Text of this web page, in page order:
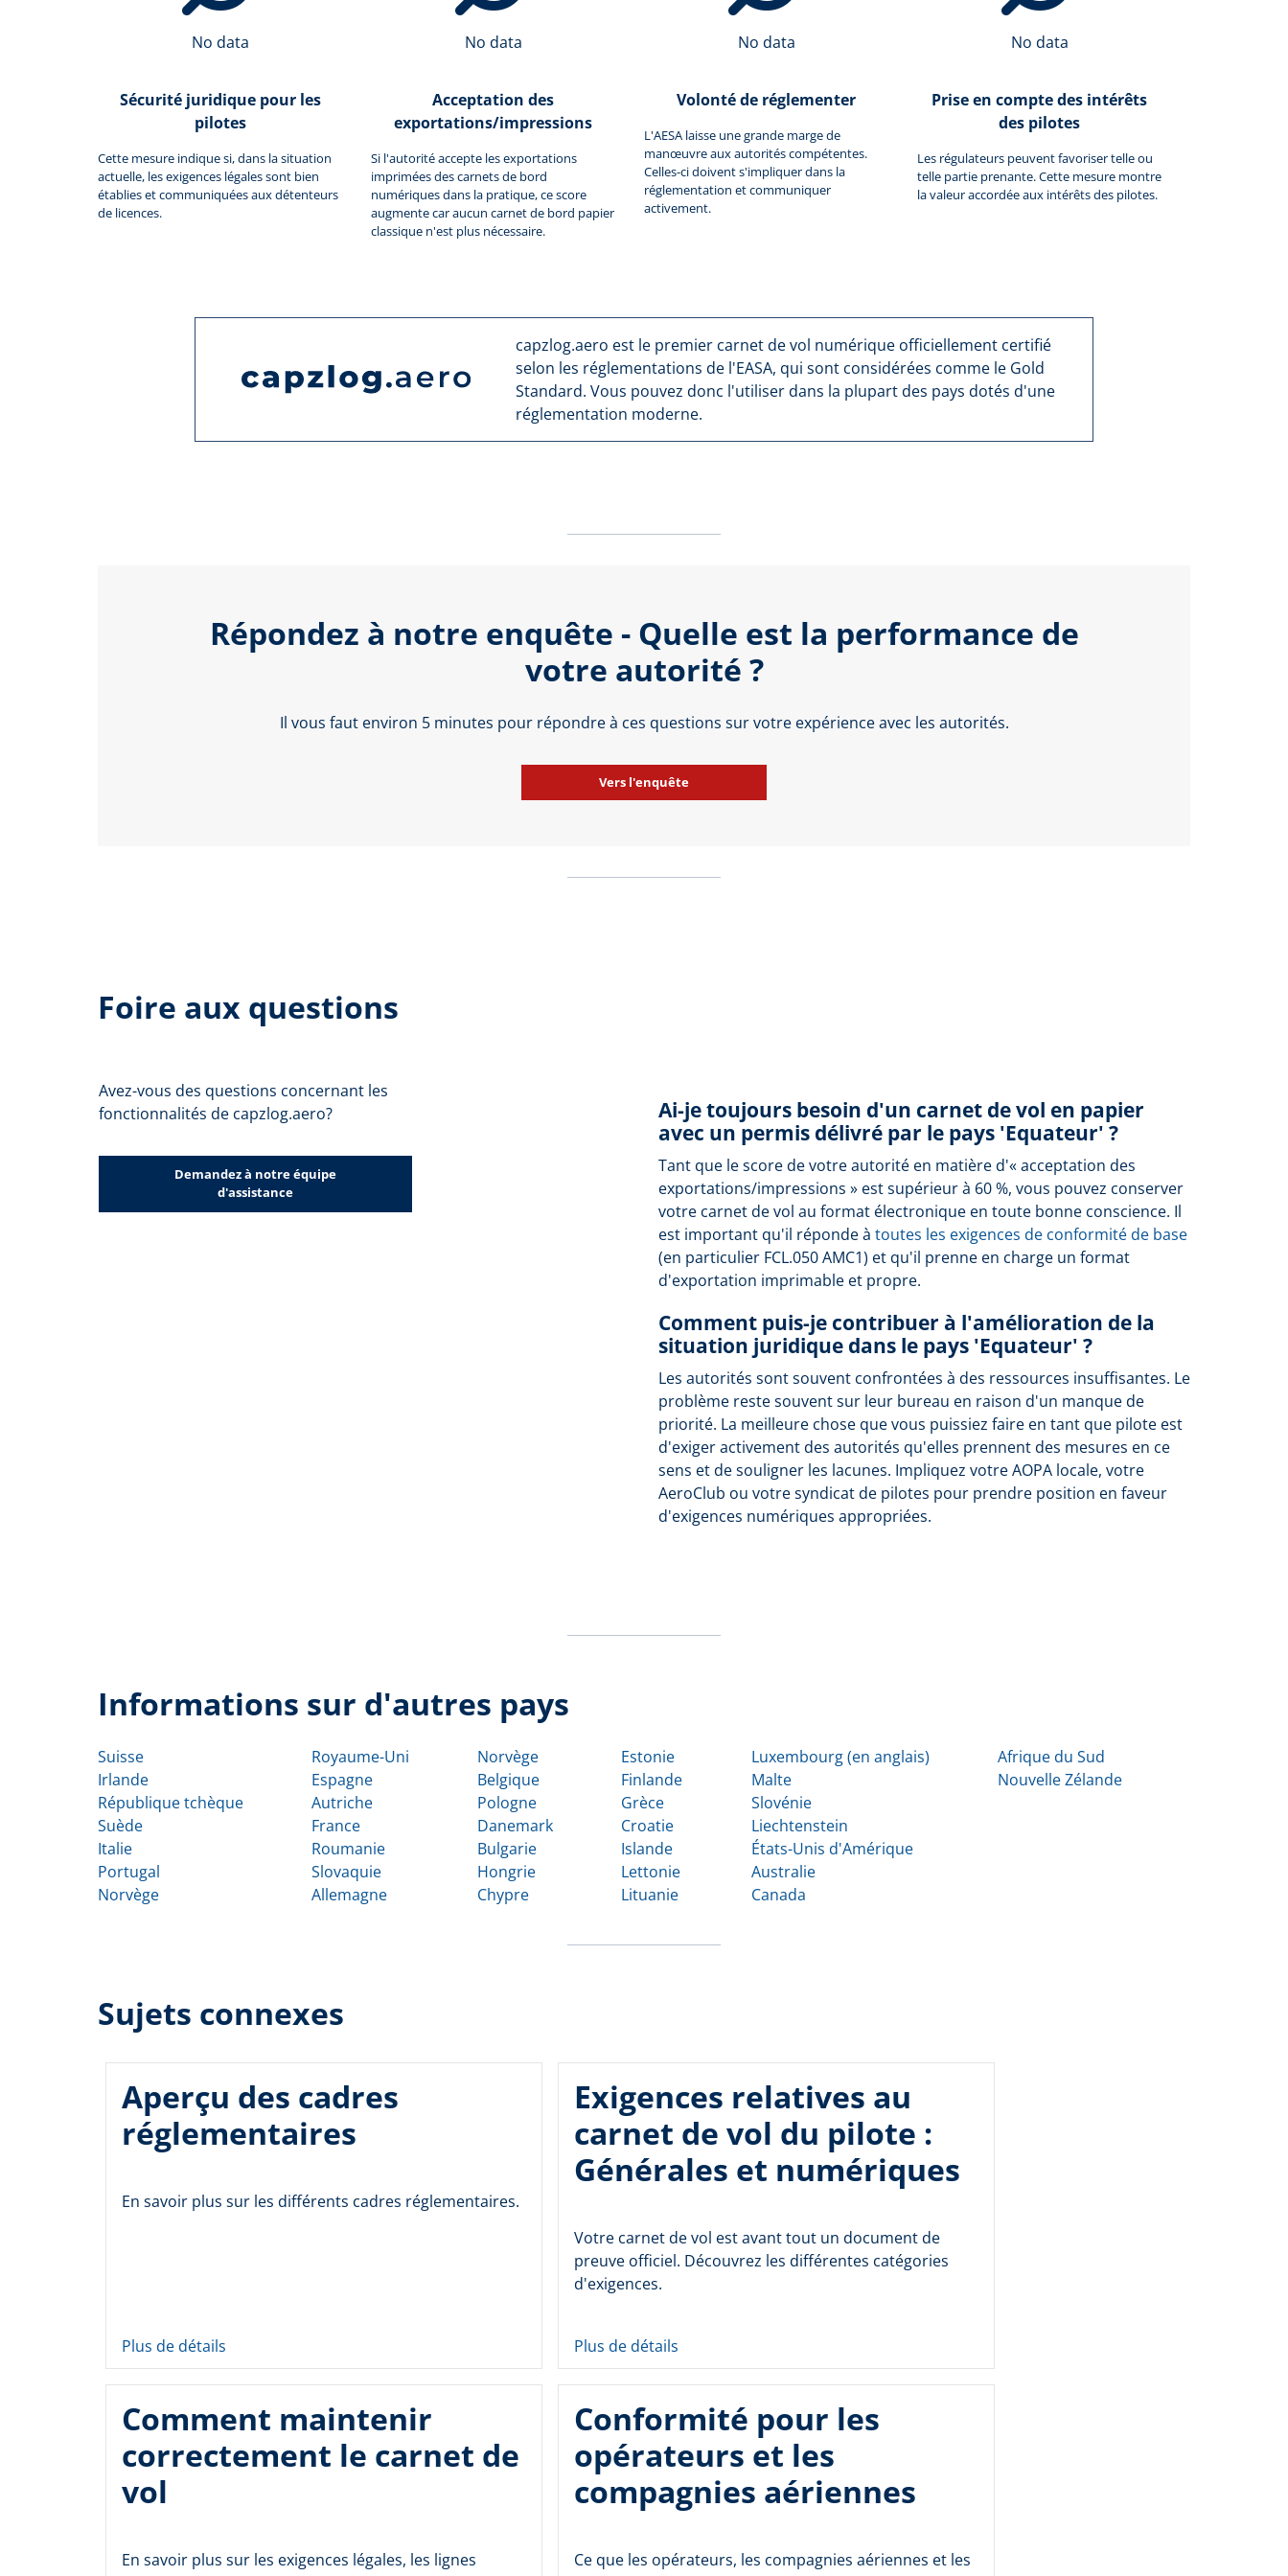
No data
Sécurité juridique pour les
pilotes
Cette mesure indique si, dans la situation
actuelle, les exigences légales sont bien
établies et communiquées aux détenteurs
de licences.
No data
Acceptation des
exportations/impressions
Si l'autorité accepte les exportations
imprimées des carnets de bord
numériques dans la pratique, ce score
augmente car aucun carnet de bord papier
classique n'est plus nécessaire.
No data
Volonté de réglementer
L'AESA laisse une grande marge de
manœuvre aux autorités compétentes.
Celles-ci doivent s'impliquer dans la
réglementation et communiquer
activement.
No data
Prise en compte des intérêts
des pilotes
Les régulateurs peuvent favoriser telle ou
telle partie prenante. Cette mesure montre
la valeur accordée aux intérêts des pilotes.
capzlog.aero est le premier carnet de vol numérique officiellement certifié
selon les réglementations de l'EASA, qui sont considérées comme le Gold
Standard. Vous pouvez donc l'utiliser dans la plupart des pays dotés d'une
réglementation moderne.
Répondez à notre enquête - Quelle est la performance de
votre autorité ?
Il vous faut environ 5 minutes pour répondre à ces questions sur votre expérience avec les autorités.
Vers l'enquête
Foire aux questions
Avez-vous des questions concernant les
fonctionnalités de capzlog.aero?
Demandez à notre équipe
d'assistance
Ai-je toujours besoin d'un carnet de vol en papier
avec un permis délivré par le pays 'Equateur' ?
Tant que le score de votre autorité en matière d'« acceptation des
exportations/impressions » est supérieur à 60 %, vous pouvez conserver
votre carnet de vol au format électronique en toute bonne conscience. Il
est important qu'il réponde à toutes les exigences de conformité de base
(en particulier FCL.050 AMC1) et qu'il prenne en charge un format
d'exportation imprimable et propre.
Comment puis-je contribuer à l'amélioration de la
situation juridique dans le pays 'Equateur' ?
Les autorités sont souvent confrontées à des ressources insuffisantes. Le
problème reste souvent sur leur bureau en raison d'un manque de
priorité. La meilleure chose que vous puissiez faire en tant que pilote est
d'exiger activement des autorités qu'elles prennent des mesures en ce
sens et de souligner les lacunes. Impliquez votre AOPA locale, votre
AeroClub ou votre syndicat de pilotes pour prendre position en faveur
d'exigences numériques appropriées.
Informations sur d'autres pays
Suisse
Irlande
République tchèque
Suède
Italie
Portugal
Norvège
Royaume-Uni
Espagne
Autriche
France
Roumanie
Slovaquie
Allemagne
Norvège
Belgique
Pologne
Danemark
Bulgarie
Hongrie
Chypre
Estonie
Finlande
Grèce
Croatie
Islande
Lettonie
Lituanie
Luxembourg (en anglais)
Malte
Slovénie
Liechtenstein
États-Unis d'Amérique
Australie
Canada
Afrique du Sud
Nouvelle Zélande
Sujets connexes
Aperçu des cadres
réglementaires
En savoir plus sur les différents cadres réglementaires.
Plus de détails
Exigences relatives au
carnet de vol du pilote :
Générales et numériques
Votre carnet de vol est avant tout un document de
preuve officiel. Découvrez les différentes catégories
d'exigences.
Plus de détails
Comment maintenir
correctement le carnet de
vol
En savoir plus sur les exigences légales, les lignes
Conformité pour les
opérateurs et les
compagnies aériennes
Ce que les opérateurs, les compagnies aériennes et les